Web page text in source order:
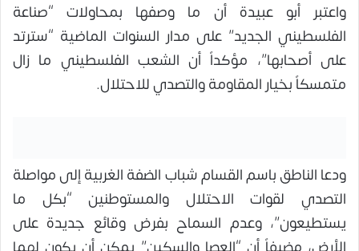
واعتبر أبو عبيدة أن ما وصفها بمحاولات “صناعة
الفلسطيني الجديد” على مدار السنوات الماضية “سترتد
على أصحابها”، مؤكداً أن الشعب الفلسطيني ما زال
متمسكاً بخيار المقاومة والتصدي للاحتلال.
ودعا الناطق باسم القسام شباب الضفة الغربية إلى مواصلة
التصدي لقوات الاحتلال والمستوطنين “بكل ما
يستطيعون”، وعدم السماح بفرض وقائع جديدة على